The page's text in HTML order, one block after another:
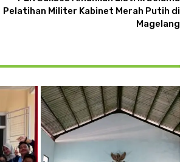
Pelatihan Militer Kabinet Merah Putih di
Magelang